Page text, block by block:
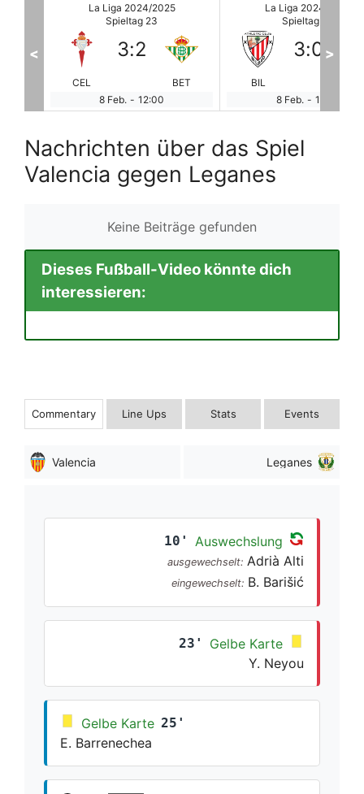
La Liga 2024/2025
Spieltag 23
BIL
3:0
GIR
8 Feb. - 14:15
La Liga 2024/2025
Spieltag 23
PAL
1:2
8 Feb. - 16:30
< >
Nachrichten über das Spiel
Valencia gegen Leganes
Keine Beiträge gefunden
Dieses Fußball-Video könnte dich
interessieren:
Commentary Line Ups Stats Events
Valencia Leganes
10' Auswechslung
ausgewechselt: Adrià Alti
eingewechselt: B. Barišić
23'
Gelbe Karte
Y. Neyou
Gelbe Karte 25'
E. Barrenechea